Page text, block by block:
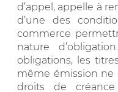
d’appel, appelle à
d’une des
commerce
nature
obligations, les
même émission ne
droits de